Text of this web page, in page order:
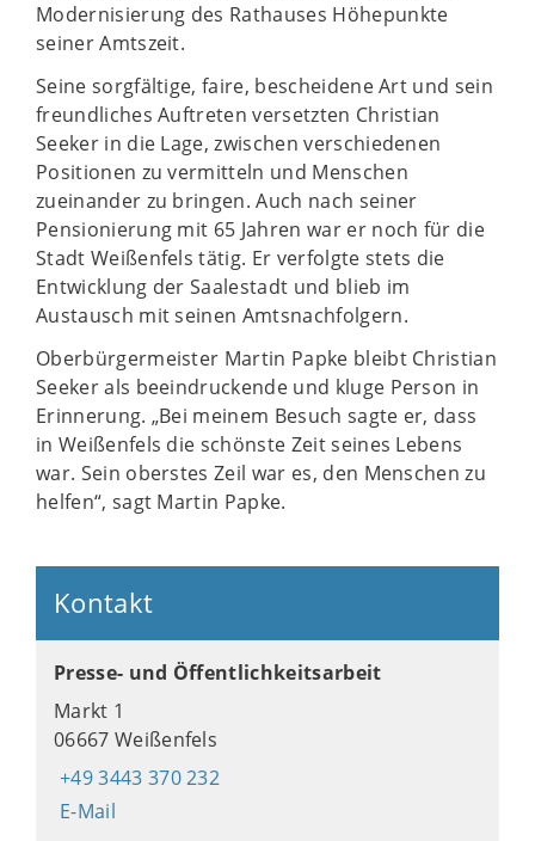
Modernisierung des Rathauses Höhepunkte
seiner Amtszeit.
Seine sorgfältige, faire, bescheidene Art und sein
freundliches Auftreten versetzten Christian
Seeker in die Lage, zwischen verschiedenen
Positionen zu vermitteln und Menschen
zueinander zu bringen. Auch nach seiner
Pensionierung mit 65 Jahren war er noch für die
Stadt Weißenfels tätig. Er verfolgte stets die
Entwicklung der Saalestadt und blieb im
Austausch mit seinen Amtsnachfolgern.
Oberbürgermeister Martin Papke bleibt Christian
Seeker als beeindruckende und kluge Person in
Erinnerung. „Bei meinem Besuch sagte er, dass
in Weißenfels die schönste Zeit seines Lebens
war. Sein oberstes Zeil war es, den Menschen zu
helfen“, sagt Martin Papke.
Kontakt
Presse- und Öffentlichkeitsarbeit
Markt 1
06667 Weißenfels
+49 3443 370 232
E-Mail